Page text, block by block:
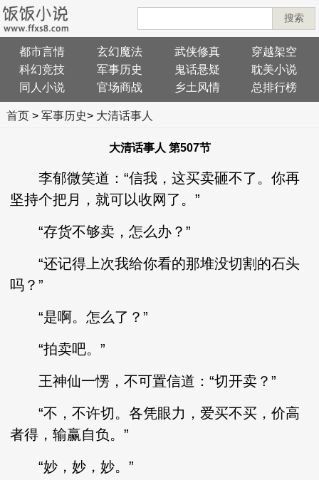
搜索
都市言情 玄幻魔法 武侠修真
穿越架空
科幻竞技
军事历史 鬼话悬疑
耽美小说
同人小说
官场商战 乡土风情 总排行榜
首页> 军事历史> 大清话事人
大清话事人 第507节
李郁微笑道：“信我，这买卖砸不了。你再
坚持个把月，就可以收网了。”
“存货不够卖，怎么办？”
“还记得上次我给你看的那堆没切割的石头
吗？”
“是啊。怎么了？”
“拍卖吧。”
王神仙一愣，不可置信道：“切开卖？”
“不，不许切。各凭眼力，爱买不买，价高
者得，输赢自负。”
“妙，妙，妙。”